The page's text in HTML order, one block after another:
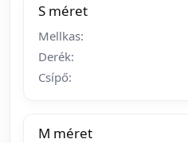
S méret
Mellkas:
Derék:
Csípő:
M méret